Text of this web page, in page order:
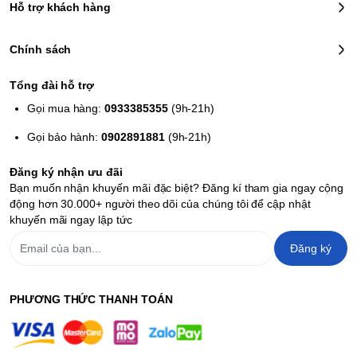
Hỗ trợ khách hàng
Chính sách
Tổng đài hỗ trợ
Gọi mua hàng:0933385355(9h-21h)
Gọi bảo hành:0902891881(9h-21h)
Đăng ký nhận ưu đãi
Bạn muốn nhận khuyến mãi đặc biệt? Đăng kí tham gia ngay cộng
động hơn 30.000+ người theo dõi của chúng tôi để cập nhật
khuyến mãi ngay lập tức
Đăng ký
PHƯƠNG THỨC THANH TOÁN